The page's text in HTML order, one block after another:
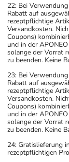
22: Bei
Rabatt auf
rezeptpflichtige
Versandkosten.
Coupons)
und in der
solange der Vorrat
zu beenden. Keine
23: Bei
Rabatt auf
rezeptpflichtige
Versandkosten.
Coupons)
und in der
solange der Vorrat
zu beenden. Keine
24: Gratislieferung
rezeptpflichtigen